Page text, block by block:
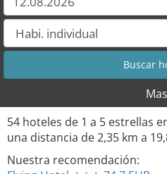
5
11
54 hoteles de 1 a 5 estrellas
una distancia de2,35 km a
Nuestra recomendación: